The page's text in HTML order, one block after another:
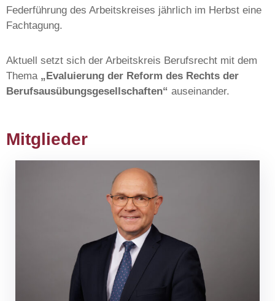
Federführung des Arbeitskreises jährlich im Herbst eine
Fachtagung.
Aktuell setzt sich der Arbeitskreis Berufsrecht mit dem
Thema „Evaluierung der Reform des Rechts der
Berufsausübungsgesellschaften“ auseinander.
Mitglieder